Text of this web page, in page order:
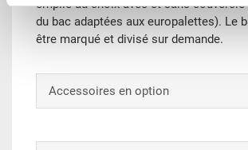
empilé au choix avec et sans
du bac adaptées aux europalettes). Le
être marqué et divisé sur demande.
Accessoires en option